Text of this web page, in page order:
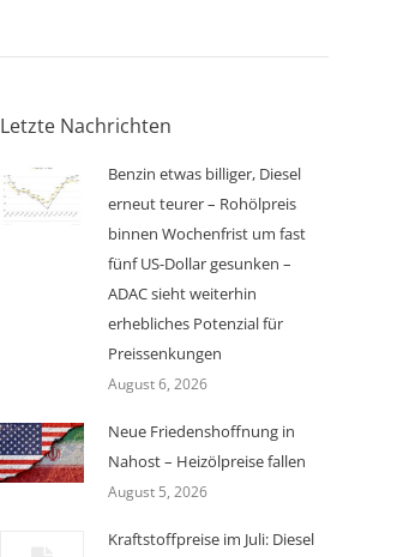
Letzte Nachrichten
Benzin etwas billiger, Diesel
erneut teurer – Rohölpreis
binnen Wochenfrist um fast
fünf US-Dollar gesunken –
ADAC sieht weiterhin
erhebliches Potenzial für
Preissenkungen
August 6, 2026
Neue Friedenshoffnung in
Nahost – Heizölpreise fallen
August 5, 2026
Kraftstoffpreise im Juli: Diesel